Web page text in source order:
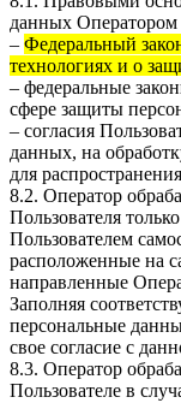
данных Оператором
– Федеральный
технологиях и о
– федеральные
сфере защиты
– согласия
данных, на
для
8.2. Оператор
Пользователя
Пользователем
расположенные на
направленные
Заполняя
персональные
свое согласие с
8.3. Оператор
Пользователе в